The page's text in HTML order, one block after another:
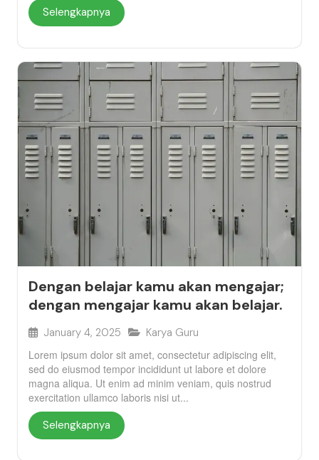
Selengkapnya
Dengan belajar kamu akan mengajar;
dengan mengajar kamu akan belajar.
January 4, 2025
Karya Guru
Lorem ipsum dolor sit amet, consectetur adipiscing elit,
sed do eiusmod tempor incididunt ut labore et dolore
magna aliqua. Ut enim ad minim veniam, quis nostrud
exercitation ullamco laboris nisi ut...
Selengkapnya